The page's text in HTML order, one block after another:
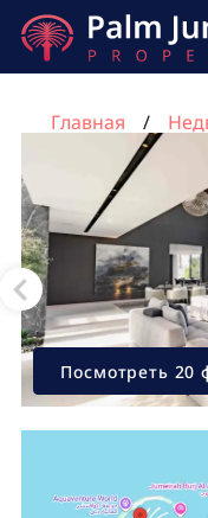
Главная
Вилла с 5
Посмотреть 20